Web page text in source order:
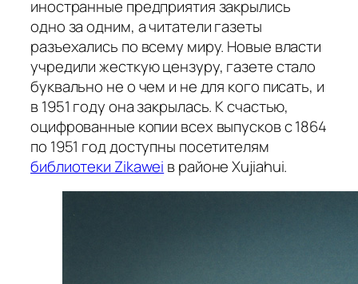
иностранные предприятия закрылись
одно за одним, а читатели газеты
разъехались по всему миру. Новые власти
учредили жесткую цензуру, газете стало
буквально не о чем и не для кого писать, и
в 1951 году она закрылась. К счастью,
оцифрованные копии всех выпусков с 1864
по 1951 год доступны посетителям
библиотеки Zikawei в районе Xujiahui.